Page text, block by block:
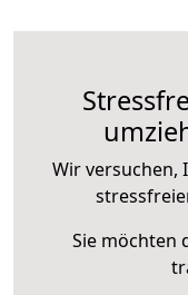
Wir versuchen,
Sie möchten